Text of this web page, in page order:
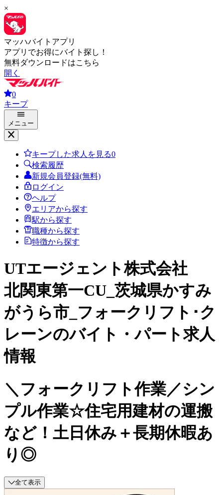
×
マッハバイトアプリ
アプリでお得にバイト探し！
無料ダウンロードはこちら
開く
0
キープ
メニュー
キープした求人を見る0
検索履歴
新規会員登録(無料)
ログイン
ヘルプ
エリアから探す
駅から探す
職種から探す
特徴から探す
UTエージェント株式会社
北関東第一CU_茨城県かすみ
がうら市_フォークリフト･ク
レーンのバイト・パート求人
情報
＼フォークリフト作業／シン
プル作業☆住宅用建材の運搬
など！土日休み＋長期休暇あ
り◎
全て表示